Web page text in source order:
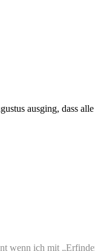
ausging, dass
ich mit